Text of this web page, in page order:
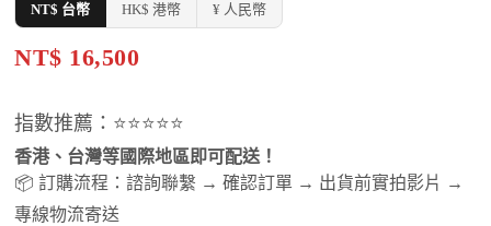
NT$ 台幣 HK$ 港幣 ¥ 人民幣
NT$ 16,500
指數推薦：⭐⭐⭐⭐⭐
香港、台灣等國際地區即可配送！
📦 訂購流程：諮詢聯繫 → 確認訂單 → 出貨前實拍影片 →
專線物流寄送